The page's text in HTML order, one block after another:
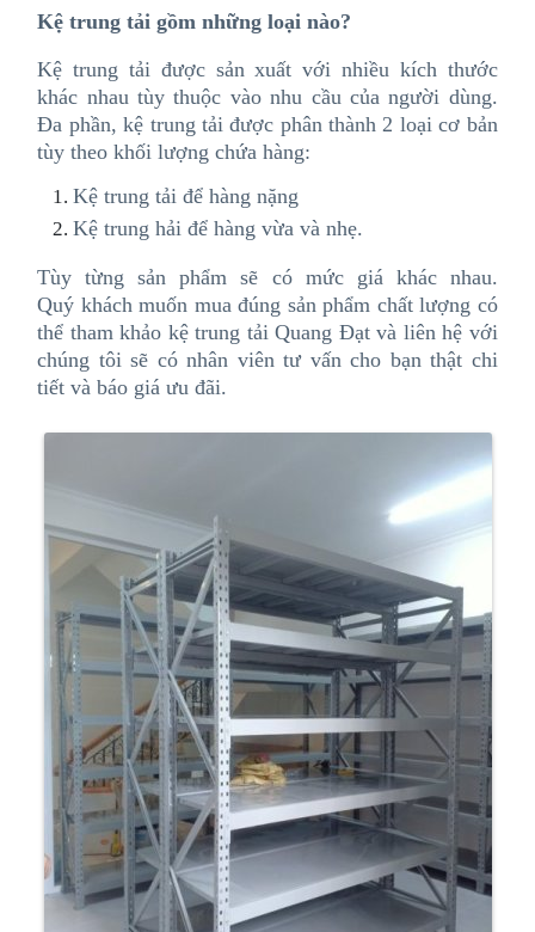
Kệ trung tải gồm những loại nào?
Kệ trung tải được sản xuất với nhiều kích thước
khác nhau tùy thuộc vào nhu cầu của người dùng.
Đa phần, kệ trung tải được phân thành 2 loại cơ bản
tùy theo khối lượng chứa hàng:
Kệ trung tải để hàng nặng
Kệ trung hải để hàng vừa và nhẹ.
Tùy từng sản phẩm sẽ có mức giá khác nhau.
Quý khách muốn mua đúng sản phẩm chất lượng có
thể tham khảo kệ trung tải Quang Đạt và liên hệ với
chúng tôi sẽ có nhân viên tư vấn cho bạn thật chi
tiết và báo giá ưu đãi.